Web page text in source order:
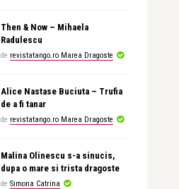
Then & Now – Mihaela
Radulescu
de revistatango.ro Marea Dragoste
Alice Nastase Buciuta – Trufia
de a fi tanar
de revistatango.ro Marea Dragoste
Malina Olinescu s-a sinucis,
dupa o mare si trista dragoste
de Simona Catrina